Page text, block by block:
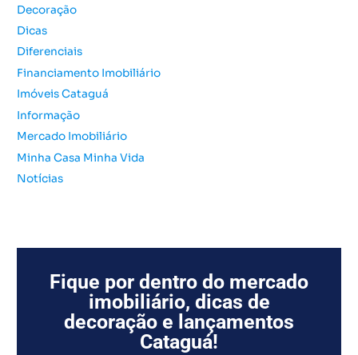
p
o
r
:
Decoração
Dicas
Diferenciais
Financiamento Imobiliário
Imóveis Cataguá
Informação
Mercado Imobiliário
Minha Casa Minha Vida
Notícias
Fique por dentro do mercado
imobiliário, dicas de
decoração e lançamentos
Cataguá!